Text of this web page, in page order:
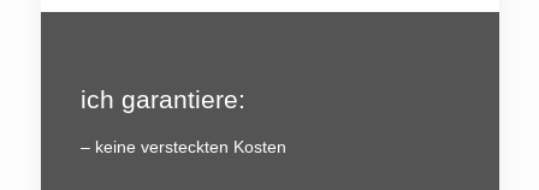
ich garantiere:
– keine versteckten Kosten